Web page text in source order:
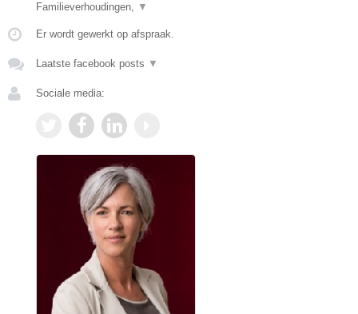
Familieverhoudingen, ▼
Er wordt gewerkt op afspraak.
Laatste facebook posts ▼
Sociale media: